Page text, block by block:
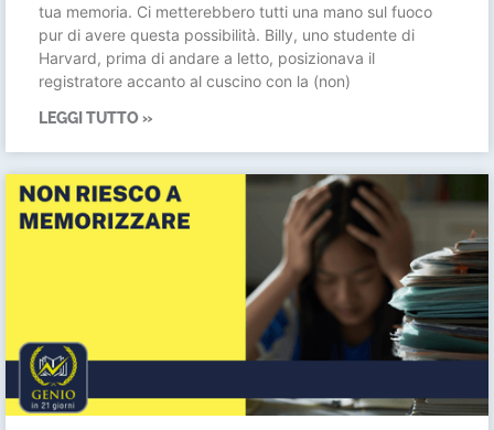
tua memoria. Ci metterebbero tutti una mano sul fuoco
pur di avere questa possibilità. Billy, uno studente di
Harvard, prima di andare a letto, posizionava il
registratore accanto al cuscino con la (non)
LEGGI TUTTO »